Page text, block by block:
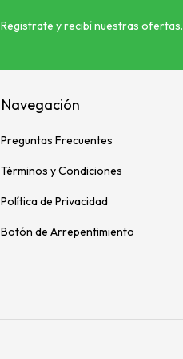
Registrate y recibí nuestras ofertas.
Navegación
Preguntas Frecuentes
Términos y Condiciones
Política de Privacidad
Botón de Arrepentimiento